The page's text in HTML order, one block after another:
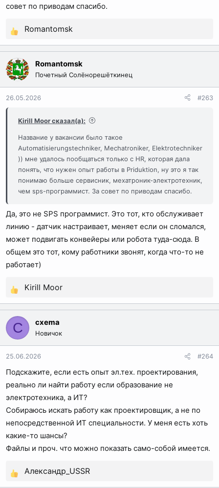
совет по приводам спасибо.
Р
е
а
к
ц
Romantomsk
Romantomsk
Почетный Солёнорешёткинец
26.05.2026 #263
Kirill Moor сказал(а):
Название у вакансии было такое
Automatisierungstechniker, Mechatroniker, Elektrotechniker
)) мне удалось пообщаться только с HR, которая дала
понять, что нужен опыт работы в Priduktion, ну это я так
понимаю больше сервисник, мехатроник-электротехник,
чем sps-программист. За совет по приводам спасибо.
Да, это не SPS программист. Это тот, кто обслуживает
линию - датчик настраивает, меняет если он сломался,
может подвигать конвейеры или робота туда-сюда. В
общем это тот, кому работники звонят, когда что-то не
работает)
Р
е
а
к
ц
:
Kirill Moor
C cxema
Новичок
25.06.2026 #264
Подскажите, если есть опыт эл.тех. проектирования,
реально ли найти работу если образование не
электротехника, а ИТ?
Собираюсь искать работу как проектировщик, а не по
непосредственной ИТ специальности. У меня есть хоть
какие-то шансы?
Файлы и проч. что можно показать само-собой имеется.
Р
Александр_USSR